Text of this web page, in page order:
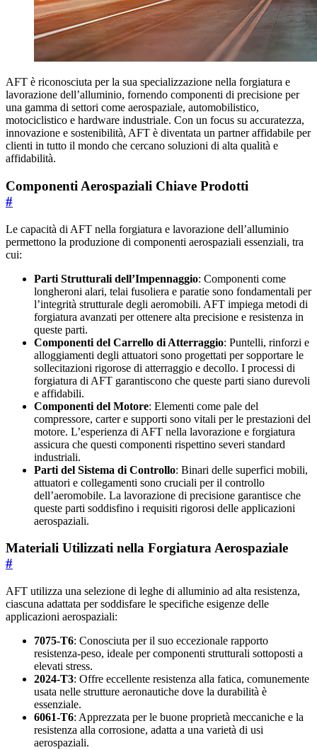
AFT è riconosciuta per la sua specializzazione nella forgiatura e
lavorazione dell’alluminio, fornendo componenti di precisione per
una gamma di settori come aerospaziale, automobilistico,
motociclistico e hardware industriale. Con un focus su accuratezza,
innovazione e sostenibilità, AFT è diventata un partner affidabile per
clienti in tutto il mondo che cercano soluzioni di alta qualità e
affidabilità.
Componenti Aerospaziali Chiave Prodotti
#
Le capacità di AFT nella forgiatura e lavorazione dell’alluminio
permettono la produzione di componenti aerospaziali essenziali, tra
cui:
Parti Strutturali dell’Impennaggio: Componenti come
longheroni alari, telai fusoliera e paratie sono fondamentali per
l’integrità strutturale degli aeromobili. AFT impiega metodi di
forgiatura avanzati per ottenere alta precisione e resistenza in
queste parti.
Componenti del Carrello di Atterraggio: Puntelli, rinforzi e
alloggiamenti degli attuatori sono progettati per sopportare le
sollecitazioni rigorose di atterraggio e decollo. I processi di
forgiatura di AFT garantiscono che queste parti siano durevoli
e affidabili.
Componenti del Motore: Elementi come pale del
compressore, carter e supporti sono vitali per le prestazioni del
motore. L’esperienza di AFT nella lavorazione e forgiatura
assicura che questi componenti rispettino severi standard
industriali.
Parti del Sistema di Controllo: Binari delle superfici mobili,
attuatori e collegamenti sono cruciali per il controllo
dell’aeromobile. La lavorazione di precisione garantisce che
queste parti soddisfino i requisiti rigorosi delle applicazioni
aerospaziali.
Materiali Utilizzati nella Forgiatura Aerospaziale
#
AFT utilizza una selezione di leghe di alluminio ad alta resistenza,
ciascuna adattata per soddisfare le specifiche esigenze delle
applicazioni aerospaziali:
7075-T6: Conosciuta per il suo eccezionale rapporto
resistenza-peso, ideale per componenti strutturali sottoposti a
elevati stress.
2024-T3: Offre eccellente resistenza alla fatica, comunemente
usata nelle strutture aeronautiche dove la durabilità è
essenziale.
6061-T6: Apprezzata per le buone proprietà meccaniche e la
resistenza alla corrosione, adatta a una varietà di usi
aerospaziali.